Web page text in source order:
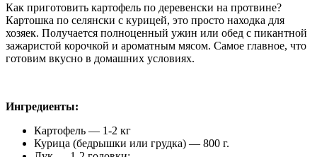
Как приготовить картофель по деревенски на протвине?
Картошка по селянски с курицей, это просто находка для
хозяек. Получается полноценный ужин или обед с пикантной
зажаристой корочкой и ароматным мясом. Самое главное, что
готовим вкусно в домашних условиях.
Ингредиенты:
Картофель — 1-2 кг
Курица (бедрышки или грудка) — 800 г.